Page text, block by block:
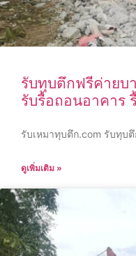
รับทุบตึกฟรีค่ายบ
รับรื้อถอนอาคาร
รับเหมาทุบตึก.com รับทุบ
ดูเพิ่มเติม »